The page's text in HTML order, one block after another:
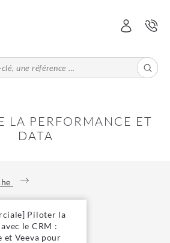
LA PERFORMANCE ET
DATA
Piloter la
le CRM :
et Veeva pour